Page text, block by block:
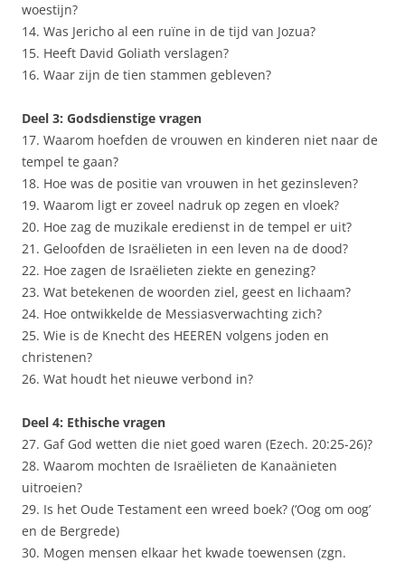
woestijn?
14. Was Jericho al een ruïne in de tijd van Jozua?
15. Heeft David Goliath verslagen?
16. Waar zijn de tien stammen gebleven?
Deel 3: Godsdienstige vragen
17. Waarom hoefden de vrouwen en kinderen niet naar de
tempel te gaan?
18. Hoe was de positie van vrouwen in het gezinsleven?
19. Waarom ligt er zoveel nadruk op zegen en vloek?
20. Hoe zag de muzikale eredienst in de tempel er uit?
21. Geloofden de Israëlieten in een leven na de dood?
22. Hoe zagen de Israëlieten ziekte en genezing?
23. Wat betekenen de woorden ziel, geest en lichaam?
24. Hoe ontwikkelde de Messiasverwachting zich?
25. Wie is de Knecht des HEEREN volgens joden en
christenen?
26. Wat houdt het nieuwe verbond in?
Deel 4: Ethische vragen
27. Gaf God wetten die niet goed waren (Ezech. 20:25-26)?
28. Waarom mochten de Israëlieten de Kanaänieten
uitroeien?
29. Is het Oude Testament een wreed boek? (‘Oog om oog’
en de Bergrede)
30. Mogen mensen elkaar het kwade toewensen (zgn.